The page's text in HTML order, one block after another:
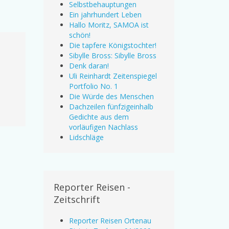
Selbstbehauptungen
Ein jahrhundert Leben
Hallo Moritz, SAMOA ist
schön!
Die tapfere Königstochter!
Sibylle Bross: Sibylle Bross
Denk daran!
Uli Reinhardt Zeitenspiegel
Portfolio No. 1
Die Würde des Menschen
Dachzeilen fünfzigeinhalb
Gedichte aus dem
vorläufigen Nachlass
Lidschläge
Reporter Reisen -
Zeitschrift
Reporter Reisen Ortenau